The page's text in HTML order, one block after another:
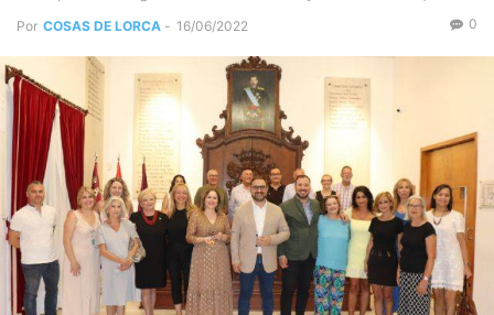
Por COSAS DE LORCA - 16/06/2022 0